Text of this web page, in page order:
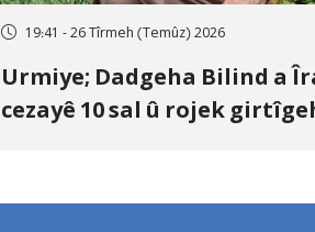
19:41 - 26 Tîrmeh (Temûz) 2026
Urmiye; Dadgeha Bilind a
cezayê 10 sal û rojek